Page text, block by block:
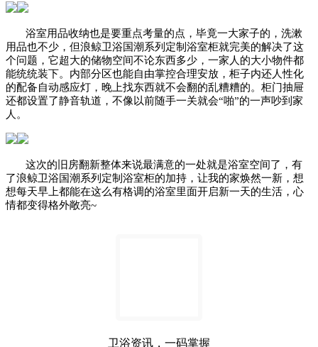
浴室用品收纳也是要重点考量的点，毕竟一大家子的，洗漱
用品也不少，但浪鲸卫浴国潮系列定制浴室柜就完美的解决了这
个问题，它超大的储物空间不论东西多少，一家人的大小物件都
能统统装下。内部分区也能自由掌控合理安放，柜子内还人性化
的配备自动感应灯，晚上找东西就不会翻的乱糟糟的。柜门抽屉
还都设置了静音轨道，不像以前随手一关就会“啪”的一声吵到家
人。
这次的旧房翻新整体来说最满意的一处就是浴室空间了，有
了浪鲸卫浴国潮系列定制浴室柜的加持，让我的家焕然一新，想
想每天早上都能在这么有格调的浴室里面开启新一天的生活，心
情都变得格外敞亮~
卫浴资讯，一码掌握